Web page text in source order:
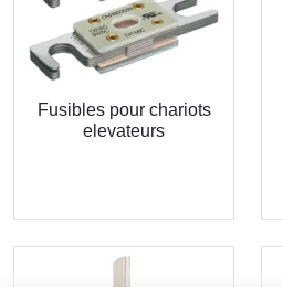
Fusibles pour chariots
elevateurs